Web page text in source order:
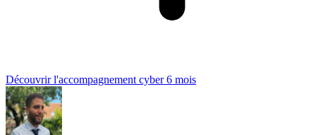
Découvrir l'accompagnement cyber 6 mois